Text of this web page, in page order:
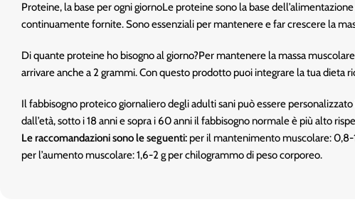
Proteine, la base per ogni giornoLe proteine sono la base
continuamente fornite. Sono essenziali per mantenere e far crescere la
Di quante proteine ho bisogno al giorno?Per mantenere la massa
arrivare anche a 2 grammi. Con questo prodotto puoi integrare la tua dieta
Il fabbisogno proteico giornaliero degli adulti sani può essere
dall’età, sotto i 18 anni e sopra i 60 anni il fabbisogno normale è più alto
Le raccomandazioni sono le seguenti: per il mantenimento muscolare:
per l’aumento muscolare: 1,6-2 g per chilogrammo di peso corporeo.